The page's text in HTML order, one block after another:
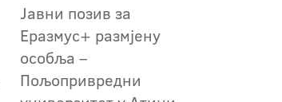
Јавни позив за
Еразмус+ размјену
особља –
Пољопривредни